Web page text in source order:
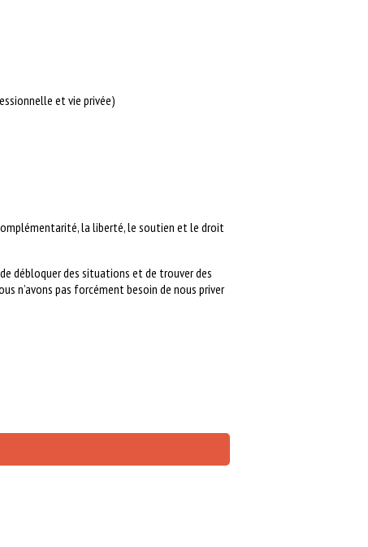
et vie privée)
la liberté, le soutien et le droit
débloquer des situations et de trouver des
n’avons pas forcément besoin de nous priver